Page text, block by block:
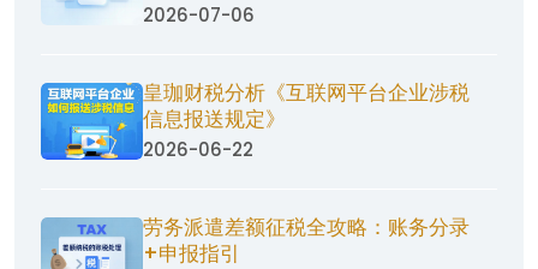
2026-07-06
皇珈财税分析《互联网平台企业涉税
信息报送规定》
2026-06-22
劳务派遣差额征税全攻略：账务分录
+申报指引